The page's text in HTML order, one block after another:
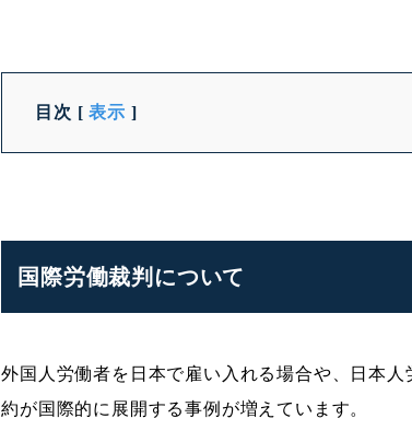
目次 [ 表示 ]
国際労働裁判について
外国人労働者を日本で雇い入れる場合や、日本
約が国際的に展開する事例が増えています。